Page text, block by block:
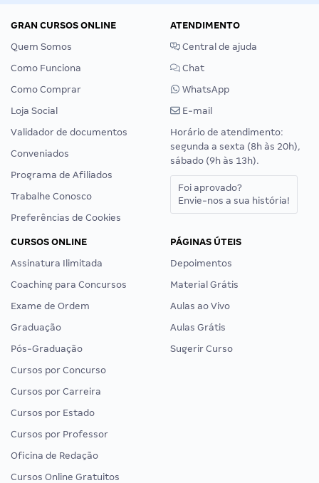
GRAN CURSOS ONLINE
Quem Somos
Como Funciona
Como Comprar
Loja Social
Validador de documentos
Conveniados
Programa de Afiliados
Trabalhe Conosco
Preferências de Cookies
ATENDIMENTO
Central de ajuda
Chat
WhatsApp
E-mail
Horário de atendimento:
segunda a sexta (8h às 20h),
sábado (9h às 13h).
Foi aprovado?
Envie-nos a sua história!
CURSOS ONLINE
Assinatura Ilimitada
Coaching para Concursos
Exame de Ordem
Graduação
Pós-Graduação
Cursos por Concurso
Cursos por Carreira
Cursos por Estado
Cursos por Professor
Oficina de Redação
Cursos Online Gratuitos
PÁGINAS ÚTEIS
Depoimentos
Material Grátis
Aulas ao Vivo
Aulas Grátis
Sugerir Curso